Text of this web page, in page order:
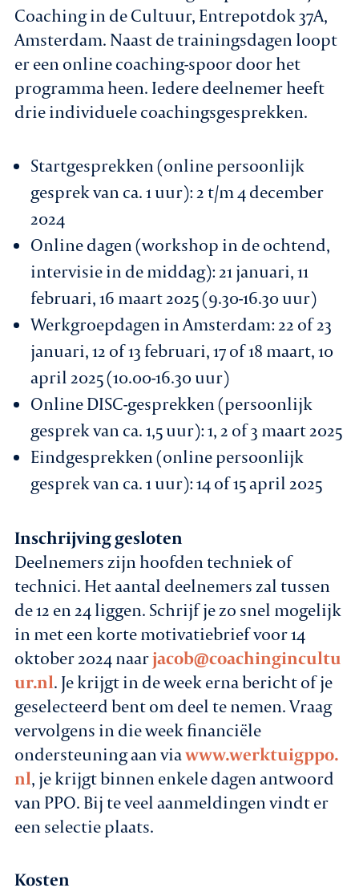
Coaching in de Cultuur, Entrepotdok 37A,
Amsterdam. Naast de trainingsdagen loopt
er een online coaching-spoor door het
programma heen. Iedere deelnemer heeft
drie individuele coachingsgesprekken.
Startgesprekken (online persoonlijk
gesprek van ca. 1 uur): 2 t/m 4 december
2024
Online dagen (workshop in de ochtend,
intervisie in de middag): 21 januari, 11
februari, 16 maart 2025 (9.30-16.30 uur)
Werkgroepdagen in Amsterdam: 22 of 23
januari, 12 of 13 februari, 17 of 18 maart, 10
april 2025 (10.00-16.30 uur)
Online DISC-gesprekken (persoonlijk
gesprek van ca. 1,5 uur): 1, 2 of 3 maart 2025
Eindgesprekken (online persoonlijk
gesprek van ca. 1 uur): 14 of 15 april 2025
Inschrijving gesloten
Deelnemers zijn hoofden techniek of
technici. Het aantal deelnemers zal tussen
de 12 en 24 liggen. Schrijf je zo snel mogelijk
in met een korte motivatiebrief voor 14
oktober 2024 naarjacob@coachingincultu
ur.nl. Je krijgt in de week erna bericht of je
geselecteerd bent om deel te nemen. Vraag
vervolgens in die week financiële
ondersteuning aan viawww.werktuigppo.
nl, je krijgt binnen enkele dagen antwoord
van PPO. Bij te veel aanmeldingen vindt er
een selectie plaats.
Kosten